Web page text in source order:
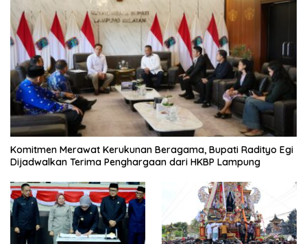
Komitmen Merawat Kerukunan Beragama, Bupati Radityo Egi
Dijadwalkan Terima Penghargaan dari HKBP Lampung